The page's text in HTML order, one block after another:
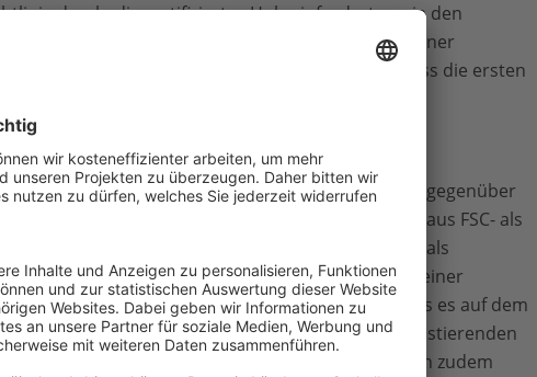
durch, die zertifiziertes Holz einfordert sowie den
verarbeitenden Betrieb. „Berlin lieferte mit seiner
und die anderen Länder. Wir freuen uns, dass die ersten
sind“, so Zahnen.
undifferenzierte Haltung der Bundesministerien gegenüber
der gemeinsame Leitfaden sowohl Produkte aus FSC- als
andere Umweltorganisationen das FSC-Siegel als
wodurch es deutlich geeigneter sei, zu einer
ist nicht perfekt, aber mit Abstand das Beste, was es auf dem
Vorteil gegenüber den gesetzlich eh existierenden
kritisiert Johannes Zahnen. Der WWF spricht sich zudem